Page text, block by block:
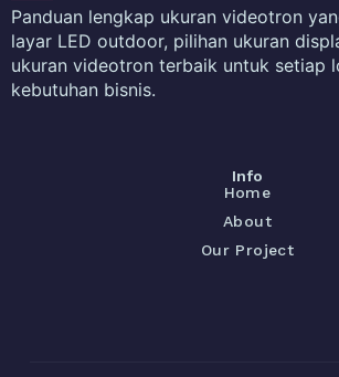
Panduan lengkap ukuran videotron
layar LED outdoor, pilihan ukuran
ukuran videotron terbaik untuk setiap
kebutuhan bisnis.
Info
Home
About
Our Project